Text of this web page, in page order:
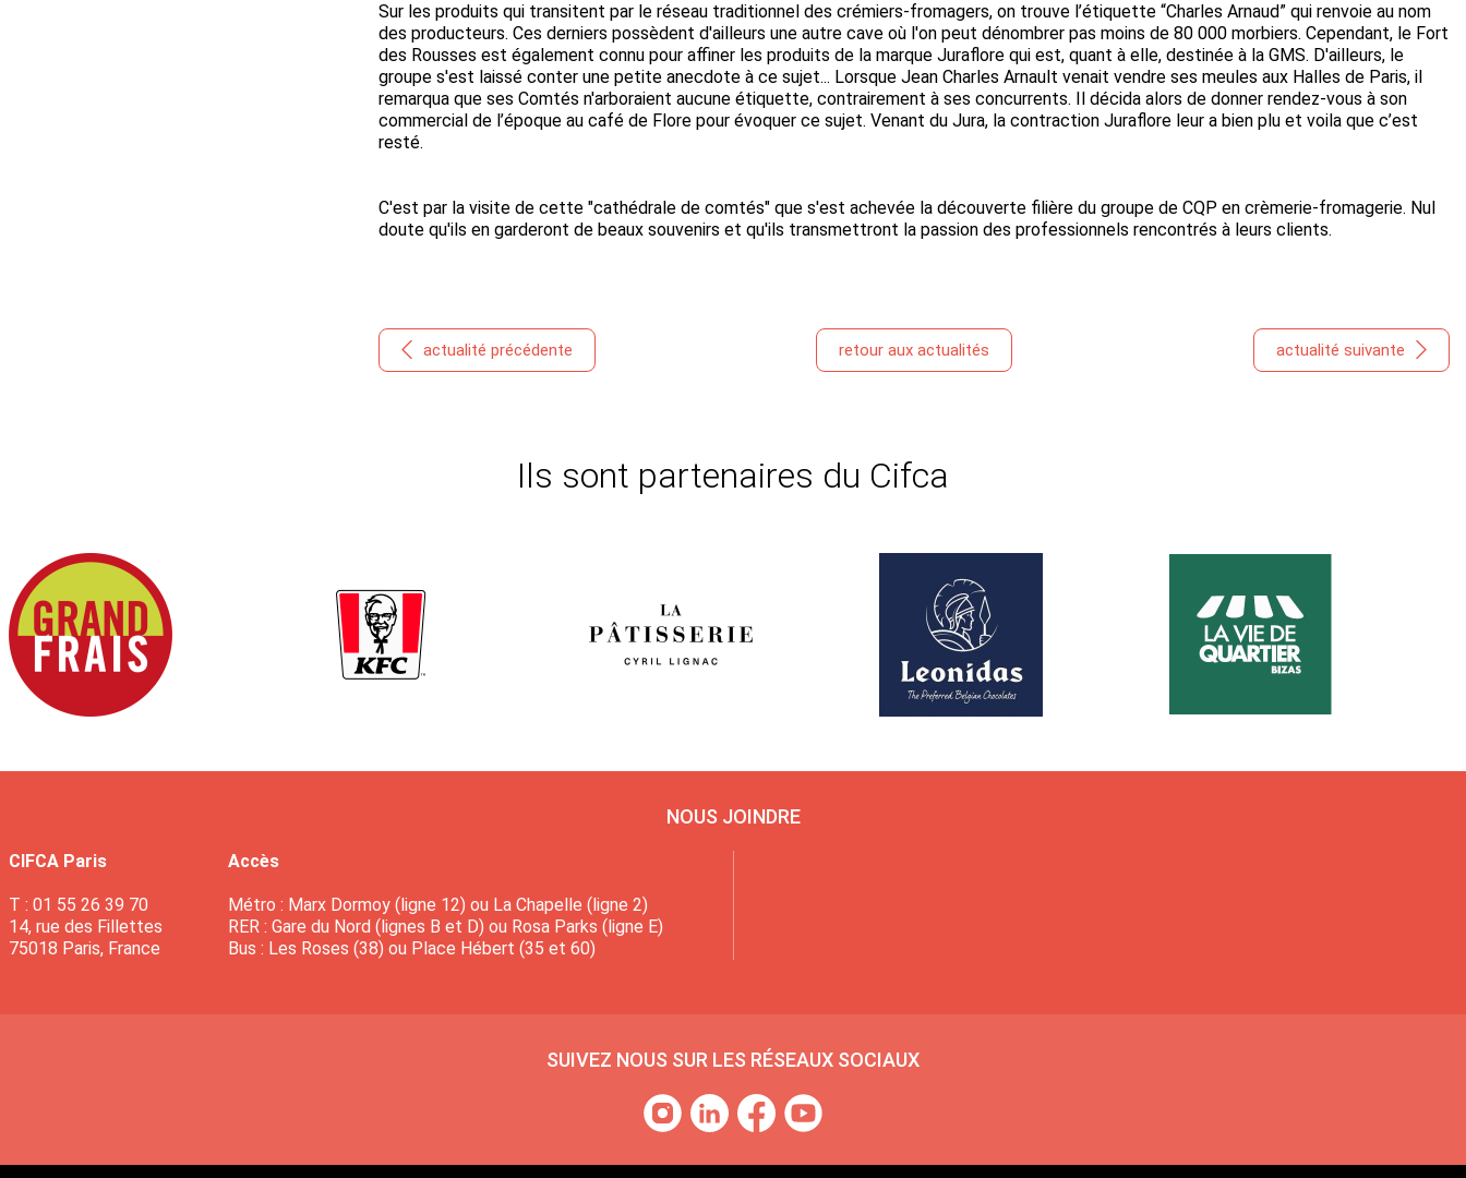
Sur les produits qui transitent par le réseau traditionnel des crémiers-fromagers, on trouve l’étiquette “Charles Arnaud” qui renvoie au nom
des producteurs. Ces derniers possèdent d'ailleurs une autre cave où l'on peut dénombrer pas moins de 80 000 morbiers. Cependant, le Fort
des Rousses est également connu pour affiner les produits de la marque Juraflore qui est, quant à elle, destinée à la GMS. D'ailleurs, le
groupe s'est laissé conter une petite anecdote à ce sujet... Lorsque Jean Charles Arnault venait vendre ses meules aux Halles de Paris, il
remarqua que ses Comtés n'arboraient aucune étiquette, contrairement à ses concurrents. Il décida alors de donner rendez-vous à son
commercial de l’époque au café de Flore pour évoquer ce sujet. Venant du Jura, la contraction Juraflore leur a bien plu et voila que c’est
resté.
C'est par la visite de cette "cathédrale de comtés" que s'est achevée la découverte filière du groupe de CQP en crèmerie-fromagerie. Nul
doute qu'ils en garderont de beaux souvenirs et qu'ils transmettront la passion des professionnels rencontrés à leurs clients.
actualité précédente retour aux actualités actualité suivante
Ils sont partenaires du Cifca
NOUS JOINDRE
CIFCA Paris
T : 01 55 26 39 70
14, rue des Fillettes
75018 Paris, France
Accès
Métro : Marx Dormoy (ligne 12) ou La Chapelle (ligne 2)
RER : Gare du Nord (lignes B et D) ou Rosa Parks (ligne E)
Bus : Les Roses (38) ou Place Hébert (35 et 60)
SUIVEZ NOUS SUR LES RÉSEAUX SOCIAUX